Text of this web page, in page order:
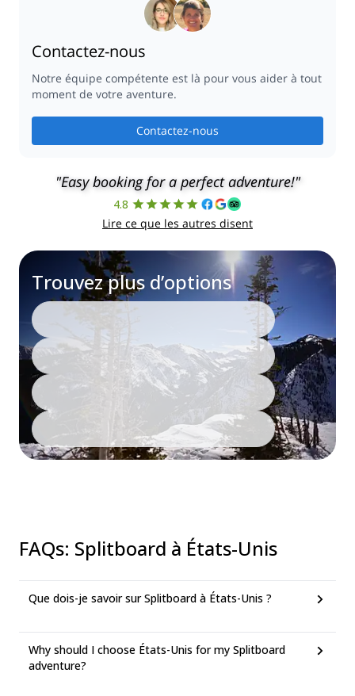
Contactez-nous
Notre équipe compétente est là pour vous aider à tout
moment de votre aventure.
Contactez-nous
"Easy booking for a perfect adventure!"
4.8
Lire ce que les autres disent
Trouvez plus d’options
FAQs: Splitboard à États-Unis
Que dois-je savoir sur Splitboard à États-Unis ?
Why should I choose États-Unis for my Splitboard
adventure?